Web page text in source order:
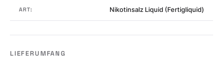
ART: Nikotinsalz Liquid (Fertigliquid)
LIEFERUMFANG